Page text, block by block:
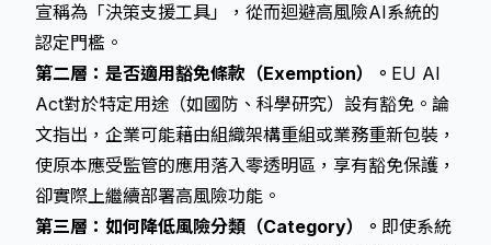
宣稱為「決策支援工具」，從而迴避高風險AI系統的
認定門檻。
第二層：是否適用豁免條款（Exemption）。 EU AI
Act對於特定用途（如國防、科學研究）設有豁免。論
文指出，企業可能藉由組織架構重組或業務重新包裝，
使原本應受監管的應用落入零透明區 ，享有豁免保護，
卻實際上繼續部署高風險功能。
第三層：如何降低風險分類（Category）。 即使系統